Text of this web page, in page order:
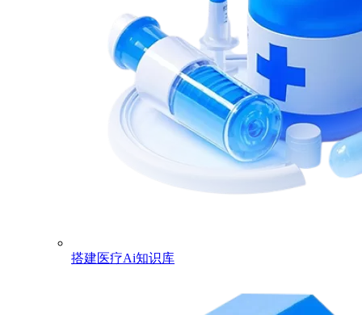
搭建医疗Ai知识库